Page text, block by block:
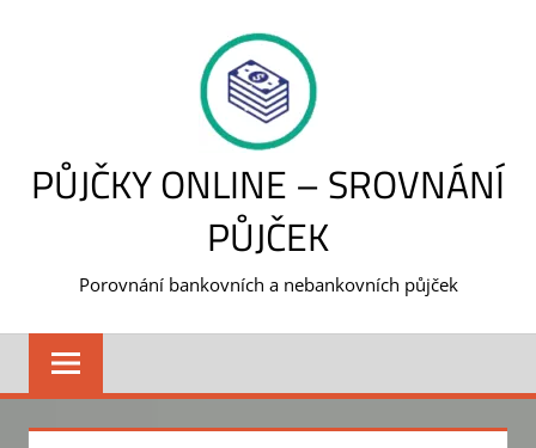
PŮJČKY ONLINE – SROVNÁNÍ
PŮJČEK
Porovnání bankovních a nebankovních půjček